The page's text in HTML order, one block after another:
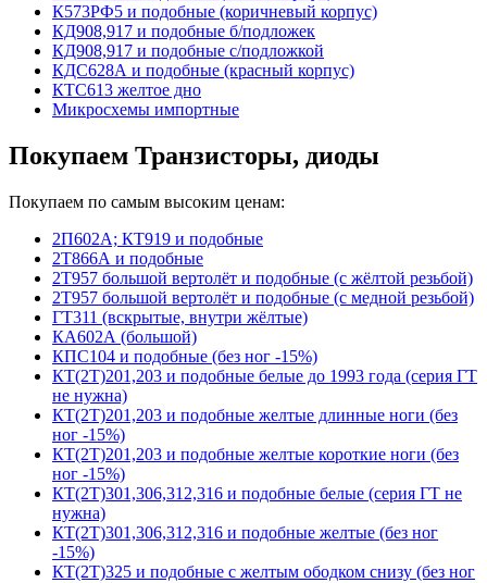
К573РФ5 и подобные (коричневый корпус)
КД908,917 и подобные б/подложек
КД908,917 и подобные с/подложкой
КДС628А и подобные (красный корпус)
КТС613 желтое дно
Микросхемы импортные
Покупаем Транзисторы, диоды
Покупаем по самым высоким ценам:
2П602А; КТ919 и подобные
2Т866А и подобные
2Т957 большой вертолёт и подобные (с жёлтой резьбой)
2Т957 большой вертолёт и подобные (с медной резьбой)
ГТ311 (вскрытые, внутри жёлтые)
КА602А (большой)
КПС104 и подобные (без ног -15%)
КТ(2Т)201,203 и подобные белые до 1993 года (серия ГТ
не нужна)
КТ(2Т)201,203 и подобные желтые длинные ноги (без
ног -15%)
КТ(2Т)201,203 и подобные желтые короткие ноги (без
ног -15%)
КТ(2Т)301,306,312,316 и подобные белые (серия ГТ не
нужна)
КТ(2Т)301,306,312,316 и подобные желтые (без ног
-15%)
КТ(2Т)325 и подобные с желтым ободком снизу (без ног